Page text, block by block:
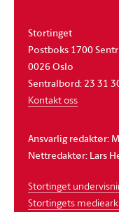
Stortinget
Postboks 1700
0026 Oslo
Sentralbord: 23 31
Kontakt oss
Ansvarlig redaktør:
Nettredaktør: Lars
Stortinget
Stortingets